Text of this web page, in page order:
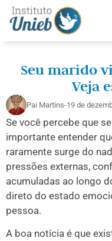
Seu marido
Veja
Pai Martins-19 de
Se você percebe que
importante entender
raramente surge do
pressões externas,
acumuladas ao longo
direto do estado
pessoa.
A boa notícia é que